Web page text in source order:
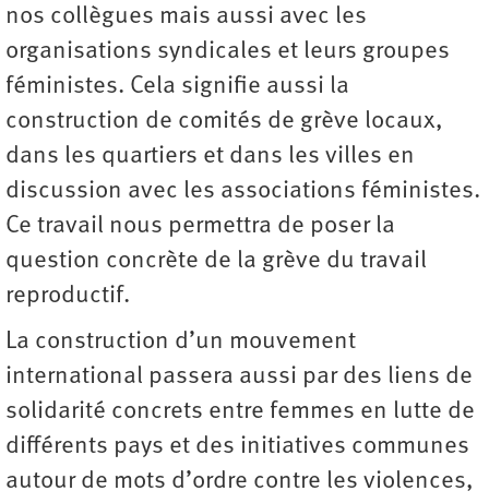
nos collègues mais aussi avec les
organisations syndicales et leurs groupes
féministes. Cela signifie aussi la
construction de comités de grève locaux,
dans les quartiers et dans les villes en
discussion avec les associations féministes.
Ce travail nous permettra de poser la
question concrète de la grève du travail
reproductif.
La construction d’un mouvement
international passera aussi par des liens de
solidarité concrets entre femmes en lutte de
différents pays et des initiatives communes
autour de mots d’ordre contre les violences,